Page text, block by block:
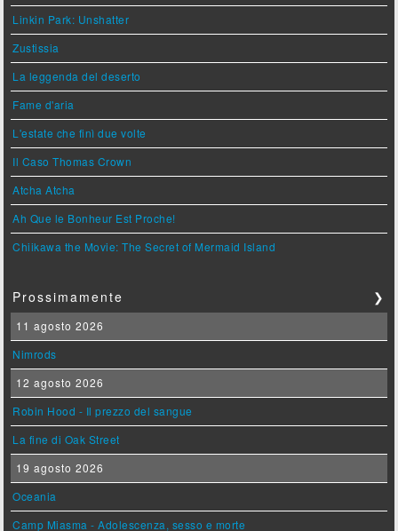
Linkin Park: Unshatter
Zustissia
La leggenda del deserto
Fame d'aria
L'estate che finì due volte
Il Caso Thomas Crown
Atcha Atcha
Ah Que le Bonheur Est Proche!
Chiikawa the Movie: The Secret of Mermaid Island
Prossimamente ❯
11 agosto 2026
Nimrods
12 agosto 2026
Robin Hood - Il prezzo del sangue
La fine di Oak Street
19 agosto 2026
Oceania
Camp Miasma - Adolescenza, sesso e morte